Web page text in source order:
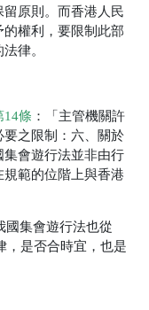
原則。而香港人民
權利，要限制此部
律。
14條 ：「主管機關許
之限制：六、關於
會遊行法並非由行
範的位階上與香港
國集會遊行法也從
，是否合時宜，也是